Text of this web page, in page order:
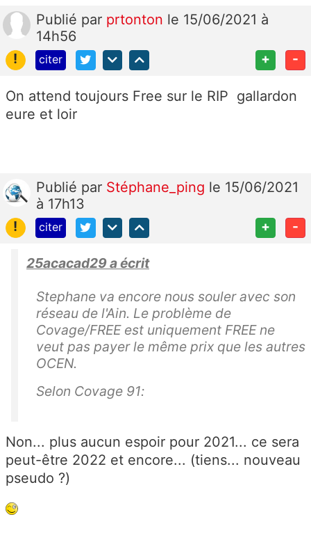
Publié par prtonton le 15/06/2021 à
14h56
!
citer + -
On attend toujours Free sur le RIP gallardon
eure et loir
Publié par Stéphane_ping le 15/06/2021
à 17h13
!
citer + -
25acacad29 a écrit
Stephane va encore nous souler avec son
réseau de l'Ain. Le problème de
Covage/FREE est uniquement FREE ne
veut pas payer le même prix que les autres
OCEN.
Selon Covage 91:
Non... plus aucun espoir pour 2021... ce sera
peut-être 2022 et encore... (tiens... nouveau
pseudo ?)